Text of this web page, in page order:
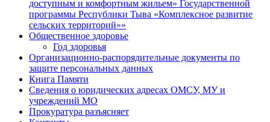
доступным и комфортным жильем» Государственной
программы Республики Тыва «Комплексное развитие
сельских территорий»»
Общественное здоровье
Год здоровья
Организационно-распорядительные документы по
защите персональных данных
Книга Памяти
Сведения о юридических адресах ОМСУ, МУ и
учреждений МО
Прокуратура разъясняет